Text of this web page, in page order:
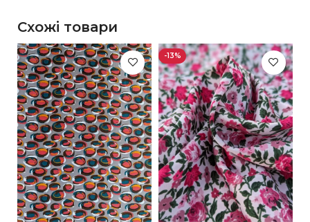
Схожі товари
-13%